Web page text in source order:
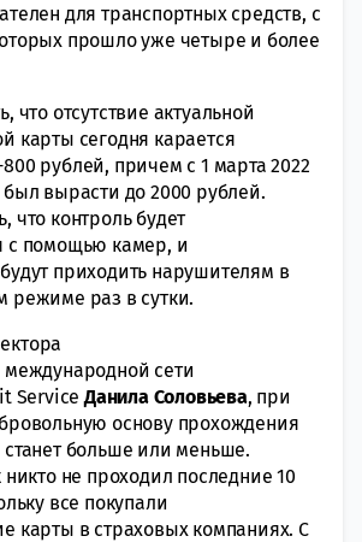
для транспортных средств, с
прошло уже четыре и более
что отсутствие актуальной
карты сегодня карается
рублей, причем с 1 марта 2022
вырасти до 2000 рублей.
что контроль будет
с помощью камер, и
приходить нарушителям в
режиме раз в сутки.
международной сети
ServiceДанила Соловьева, при
основу прохождения
станет больше или меньше.
никто не проходил последние 10
все покупали
карты в страховых компаниях. С